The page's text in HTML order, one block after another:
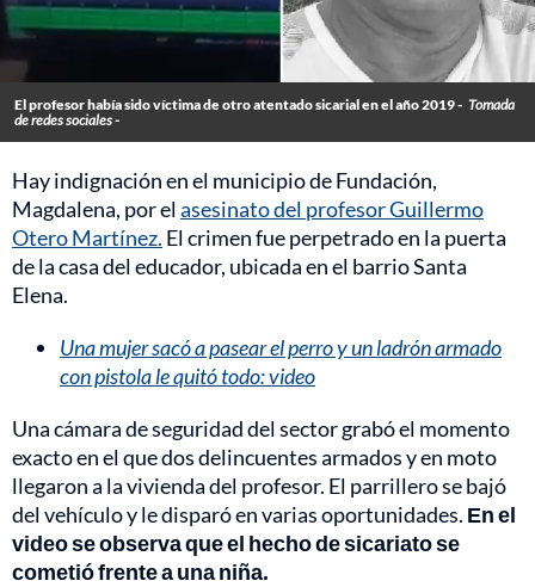
El profesor había sido víctima de otro atentado sicarial en el año 2019 - Tomada
de redes sociales -
Hay indignación en el municipio de Fundación,
Magdalena, por elasesinato del profesor Guillermo
Otero Martínez. El crimen fue perpetrado en la puerta
de la casa del educador, ubicada en el barrio Santa
Elena.
Una mujer sacó a pasear el perro y un ladrón armado
con pistola le quitó todo: video
Una cámara de seguridad del sector grabó el momento
exacto en el que dos delincuentes armados y en moto
llegaron a la vivienda del profesor. El parrillero se bajó
del vehículo y le disparó en varias oportunidades. En el
video se observa que el hecho de sicariato se
cometió frente a una niña.